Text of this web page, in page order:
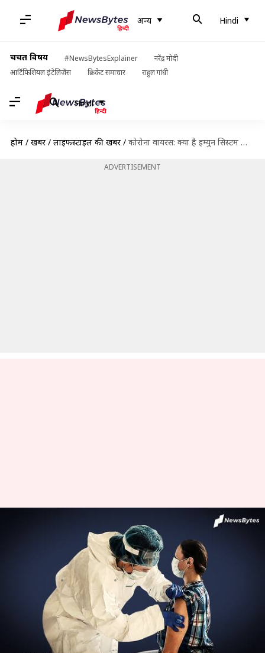
अन्य Hindi
चर्चित विषय #NewsBytesExplainer
नरेंद्र मोदी
आर्टिफिशियल इंटेलिजेंस
क्रिकेट समाचार राहुल गांधी
Hindi
होम / खबरें / लाइफस्टाइल की खबरें / कोरोना वायरस: क्या है इम्युन सिस्टम और वैक्सीन के काम करने का तरीका?
ADVERTISEMENT
कोरोना वायरस: क्या है इम्युन सिस्टम
और वैक्सीन के काम करने का
Aug 20, 2020 04:15 pm
क्या है खबर?
कोरोना वायरस (COVID-19) की वैक्सीन बनाने में जुटे